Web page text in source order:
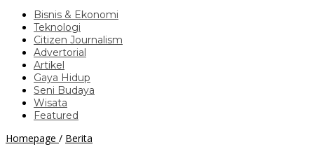
Bisnis & Ekonomi
Teknologi
Citizen Journalism
Advertorial
Artikel
Gaya Hidup
Seni Budaya
Wisata
Featured
Homepage / Berita